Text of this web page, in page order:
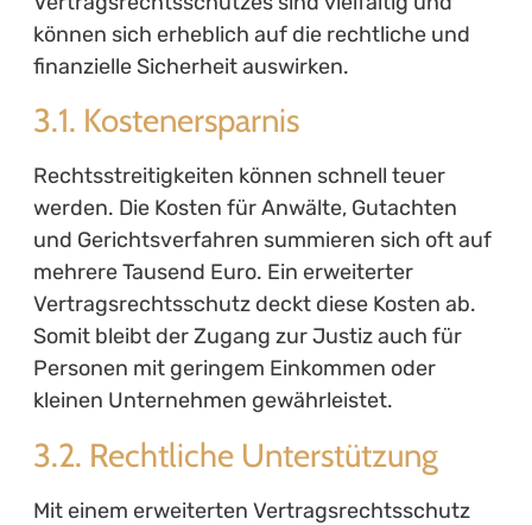
können sich erheblich auf die rechtliche und
finanzielle Sicherheit auswirken.
3.1. Kostenersparnis
Rechtsstreitigkeiten können schnell teuer
werden. Die Kosten für Anwälte, Gutachten
und Gerichtsverfahren summieren sich oft auf
mehrere Tausend Euro. Ein erweiterter
Vertragsrechtsschutz deckt diese Kosten ab.
Somit bleibt der Zugang zur Justiz auch für
Personen mit geringem Einkommen oder
kleinen Unternehmen gewährleistet.
3.2. Rechtliche Unterstützung
Mit einem erweiterten Vertragsrechtsschutz